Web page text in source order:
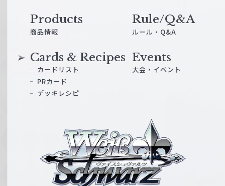
ス
Products
商品情報
Cards & Recipes
カードリスト
PRカード
デッキレシピ
Events
大会・イベント
Rule/Q&A
ルール・Q&A